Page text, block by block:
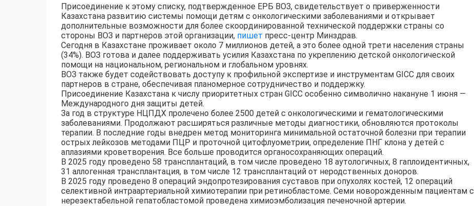
Присоединение к этому списку, подтвержденное ЕРБ ВОЗ, свидетельствует о приверженности
Казахстана развитию системы помощи детям с онкологическими заболеваниями и открывает
дополнительные возможности для более скоординированной технической поддержки страны со
стороны ВОЗ и партнеров этой организации, пишет пресс-центр Минздрав.
Сегодня в Казахстане проживает около 7 миллионов детей, а это более одной трети населения страны
(34%). ВОЗ готова и далее поддерживать усилия Казахстана по укреплению детской онкологической
помощи на национальном, региональном и глобальном уровнях.
ВОЗ также будет содействовать доступу к профильной экспертизе и инструментам GICC для своих
партнеров в стране, обеспечивая планомерное сотрудничество и поддержку.
Присоединение Казахстана к числу приоритетных стран GICC особенно символично накануне 1 июня —
Международного дня защиты детей.
За год в структуре НЦПДХ пролечено более 2500 детей с онкологическими и гематологическими
заболеваниями. Продолжают расширяться различные методы диагностики, обновляются протоколы
терапии. В последние годы внедрен метод мониторинга минимальной остаточной болезни при терапии
острых лейкозов методами ПЦР и проточной цитофлуометрии, определение ПНГ клона у детей с
аплазиями кроветворения. Все больше проводится органосохраняющих операций.
В 2025 году проведено 58 трансплантаций, в том числе проведено 18 аутологичных, 8 гаплоидентичных,
31 аллогенная трансплантация, в том числе 12 трансплантаций от неродственных доноров.
В 2025 году проведено 8 операций эндопротезирования суставов при опухолях костей, 12 операций
селективной интраартериальной химиотерапии при ретинобластоме. Семи новорожденным пациентам с
нерезектабельной гепатобластомой проведена химиоэмболизация печеночной артерии.